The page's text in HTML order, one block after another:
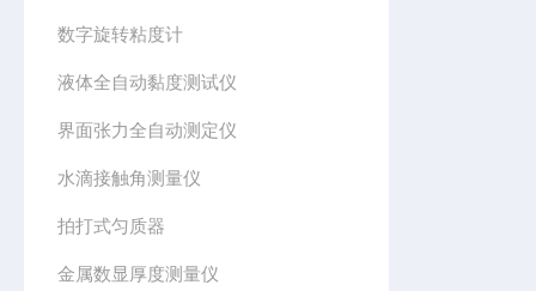
数字旋转粘度计
液体全自动黏度测试仪
界面张力全自动测定仪
水滴接触角测量仪
拍打式匀质器
金属数显厚度测量仪